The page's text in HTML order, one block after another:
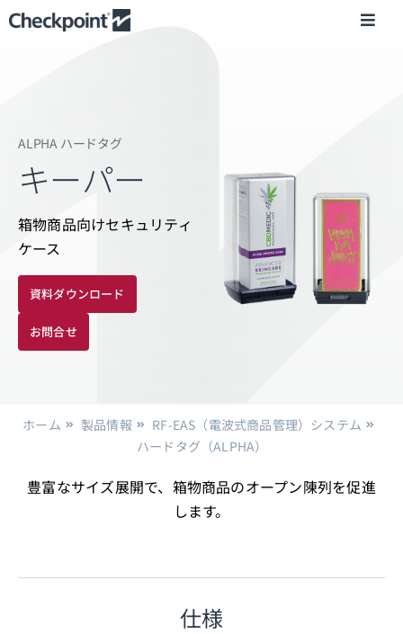
Skip
to
製品情報
動画・AR
企業情報
ALPHA ハードタグ
キーパー
箱物商品向けセキュリティ
ケース
資料ダウンロード
お問合せ
ホーム 製品情報
RF-EAS（電波式商品管理）システム
ハードタグ（ALPHA）
豊富なサイズ展開で、箱物商品のオープン陳列を促進
します。
仕様